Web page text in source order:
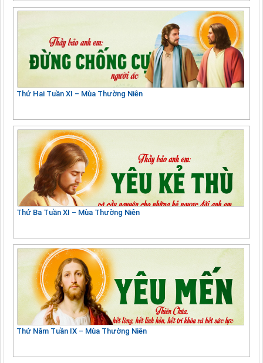
Thứ Hai Tuần XI – Mùa Thường Niên
Thứ Ba Tuần XI – Mùa Thường Niên
Thứ Năm Tuần IX – Mùa Thường Niên